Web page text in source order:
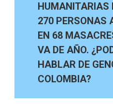
HUMANITARIAS
270 PERSONAS
EN 68
VA DE AÑO.
HABLAR DE
COLOMBIA?